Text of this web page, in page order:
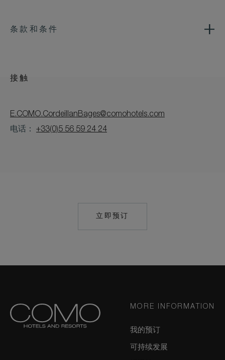
条款和条件
接触
E.COMO.CordeillanBages@comohotels.com
电话： +33(0)5 56 59 24 24
立即预订
MAILTO:
MORE INFORMATION
我的预订
可持续发展